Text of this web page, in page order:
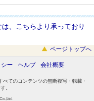
、こちらより承っており
ページトップへ
ー ヘルプ 会社概要
てのコンテンツの無断複写・転載・
。